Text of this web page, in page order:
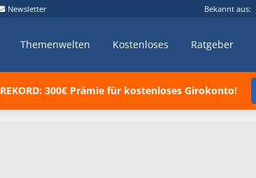
Newsletter Bekannt aus:
Themenwelten Kostenloses Ratgeber
REKORD: 300€ Prämie für kostenloses Girokonto!